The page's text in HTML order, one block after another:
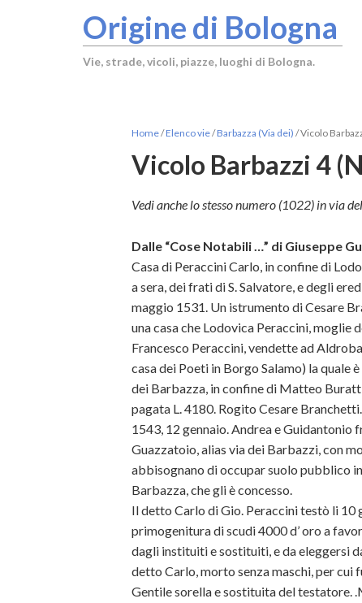
Origine di Bologna
Vie, strade, vicoli, piazze, luoghi di Bologna.
Home/Elenco vie/Barbazza (Via dei) /Vicolo
Vicolo Barbazzi 4
Vedi anche lo stesso numero (1022) in via
Dalle “Cose Notabili …” di Giuseppe
Casa di Peraccini Carlo, in confine di
a sera, dei frati di S. Salvatore, e degli
maggio 1531. Un istrumento di Cesare
una casa che Lodovica Peraccini, moglie
Francesco Peraccini, vendette ad
casa dei Poeti in Borgo Salamo) la quale
dei Barbazza, in confine di Matteo
pagata L. 4180. Rogito Cesare Branchetti.
1543, 12 gennaio. Andrea e Guidantonio
Guazzatoio, alias via dei Barbazzi, con
abbisognano di occupar suolo pubblico
Barbazza, che gli è concesso.
Il detto Carlo di Gio. Peraccini testò li
primogenitura di scudi 4000 d’ oro a
dagli instituiti e sostituiti, e da eleggersi
detto Carlo, morto senza maschi, per cui
Gentile sorella e sostituita del testatore.